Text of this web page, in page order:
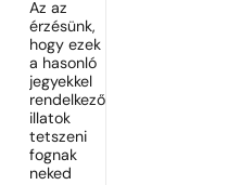
Az az
érzésünk,
hogy ezek
a hasonló
jegyekkel
rendelkező
illatok
tetszeni
fognak
neked